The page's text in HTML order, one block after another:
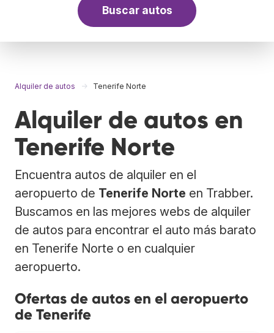
Buscar autos
Alquiler de autos Tenerife Norte
Alquiler de autos en
Tenerife Norte
Encuentra autos de alquiler en el
aeropuerto de Tenerife Norte en Trabber.
Buscamos en las mejores webs de alquiler
de autos para encontrar el auto más barato
en Tenerife Norte o en cualquier
aeropuerto.
Ofertas de autos en el aeropuerto
de Tenerife